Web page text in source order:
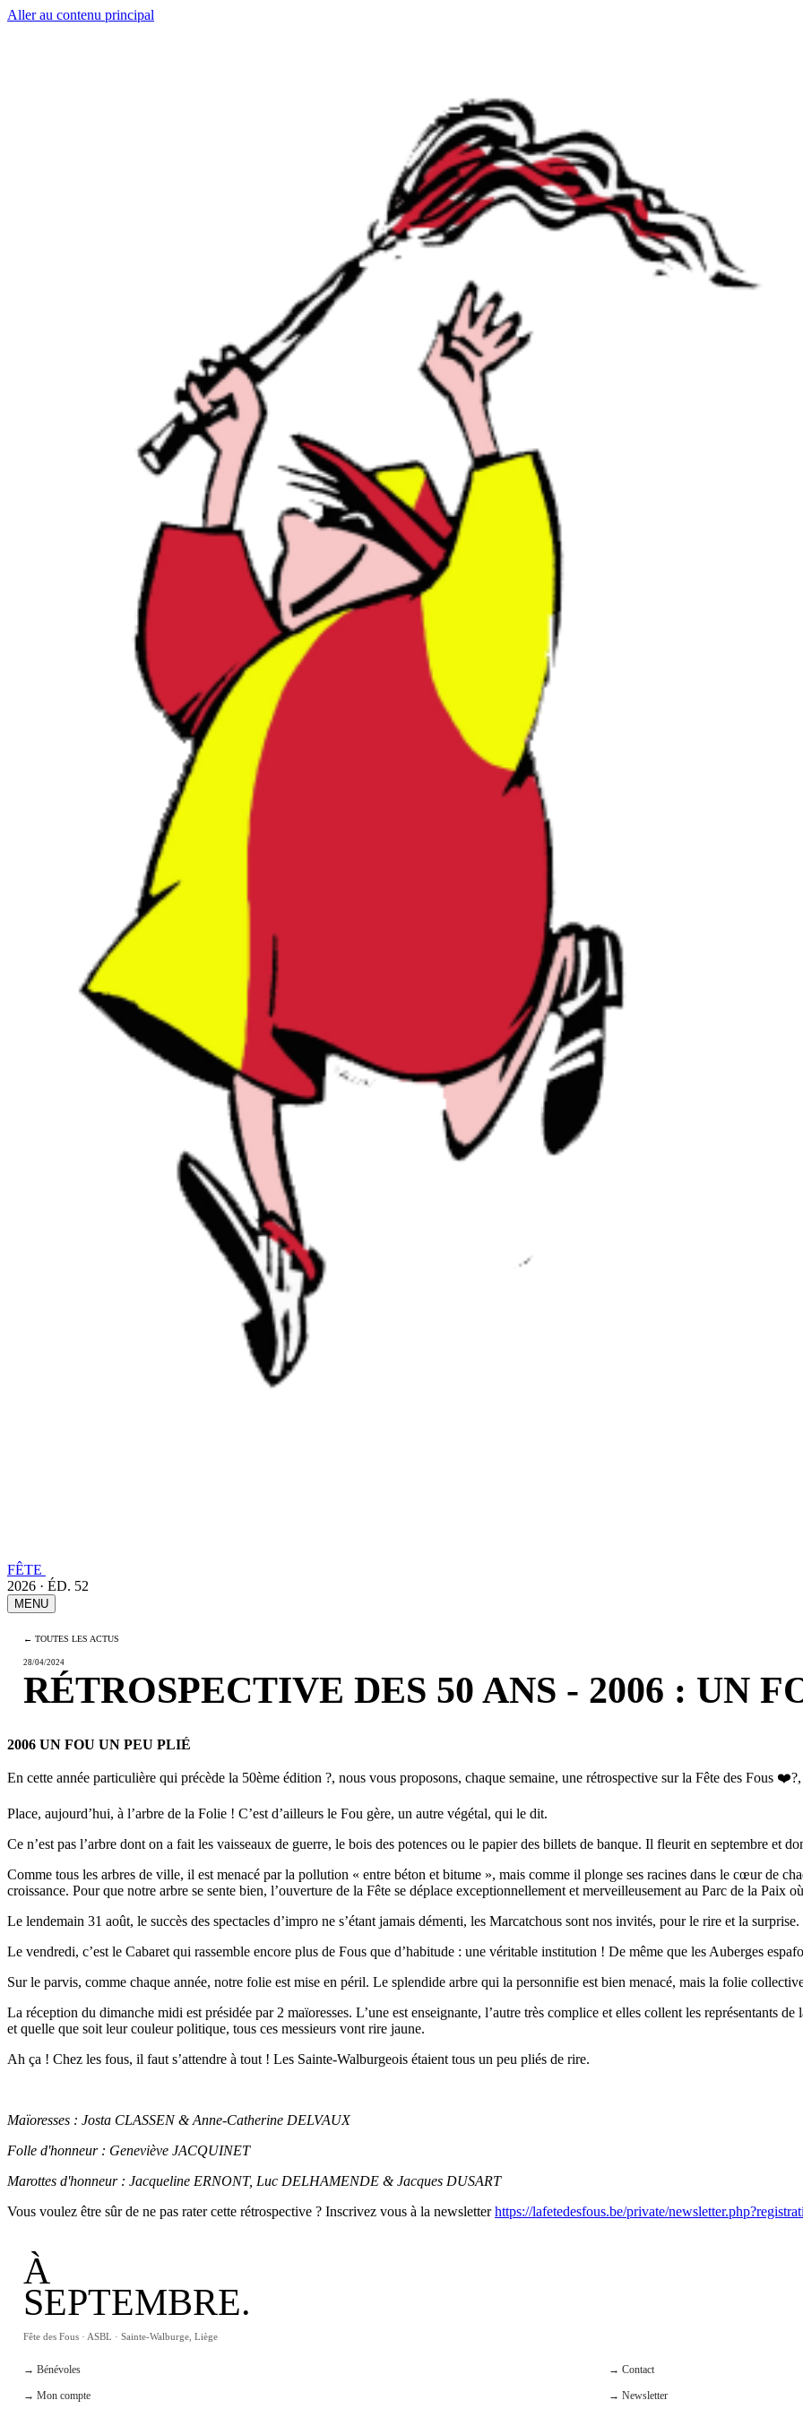
Aller au contenu principal
FÊTE
2026 · ÉD. 52
MENU
← TOUTES LES ACTUS
28/04/2024
RÉTROSPECTIVE DES 50 ANS - 2006 : UN
2006 UN FOU UN PEU PLIÉ
En cette année particulière qui précède la 50ème édition ?, nous vous proposons, chaque semaine, une rétrospective sur la Fête des Fous ❤️?
Place, aujourd’hui, à l’arbre de la Folie ! C’est d’ailleurs le Fou gère, un autre végétal, qui le dit.
Ce n’est pas l’arbre dont on a fait les vaisseaux de guerre, le bois des potences ou le papier des billets de banque. Il fleurit en septembre et
Comme tous les arbres de ville, il est menacé par la pollution « entre béton et bitume », mais comme il plonge ses racines dans le cœur de
croissance. Pour que notre arbre se sente bien, l’ouverture de la Fête se déplace exceptionnellement et merveilleusement au Parc de la Paix
Le lendemain 31 août, le succès des spectacles d’impro ne s’étant jamais démenti, les Marcatchous sont nos invités, pour le rire et la surprise.
Le vendredi, c’est le Cabaret qui rassemble encore plus de Fous que d’habitude : une véritable institution ! De même que les Auberges
Sur le parvis, comme chaque année, notre folie est mise en péril. Le splendide arbre qui la personnifie est bien menacé, mais la folie
La réception du dimanche midi est présidée par 2 maïoresses. L’une est enseignante, l’autre très complice et elles collent les représentants
et quelle que soit leur couleur politique, tous ces messieurs vont rire jaune.
Ah ça ! Chez les fous, il faut s’attendre à tout ! Les Sainte-Walburgeois étaient tous un peu pliés de rire.
Maïoresses : Josta CLASSEN & Anne-Catherine DELVAUX
Folle d'honneur : Geneviève JACQUINET
Marottes d'honneur : Jacqueline ERNONT, Luc DELHAMENDE & Jacques DUSART
Vous voulez être sûr de ne pas rater cette rétrospective ? Inscrivez vous à la newsletterhttps://lafetedesfous.be/private/
À
SEPTEMBRE.
Fête des Fous · ASBL · Sainte-Walburge, Liège
→ Bénévoles → Contact
→ Mon compte → Newsletter